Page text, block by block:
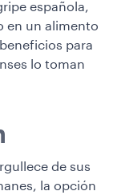
española,
en un alimento
para
lo toman
de sus
la opción